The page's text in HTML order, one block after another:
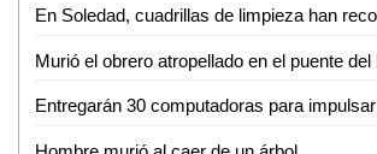
Murió el obrero atropellado en el puente del